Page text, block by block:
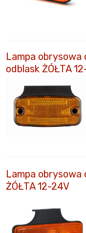
Lampa obrysowa
odblask ŻÓŁTA
Lampa obrysowa
ŻÓŁTA 12-24V